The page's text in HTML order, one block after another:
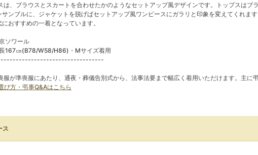
は、ブラウスとスカートを合わせたかのようなセットアップ風デザインです。トップスは
サンブルに、ジャケットを脱げばセットアップ風ワンピースにガラリと印象を変えてくれま
におすすめの一着となっています。
ソワール
167㎝(B78/W58/H86)・Mサイズ着用
服が準喪服にあたり、通夜・葬儀告別式から、法事法要まで幅広く着用いただけます。主に
び方・弔事Q&Aはこちら
ス